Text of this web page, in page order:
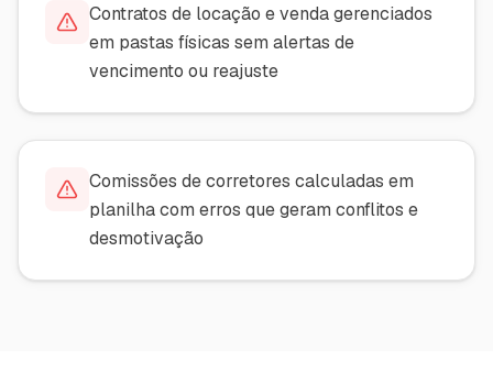
Contratos de locação e venda gerenciados
em pastas físicas sem alertas de
vencimento ou reajuste
Comissões de corretores calculadas em
planilha com erros que geram conflitos e
desmotivação